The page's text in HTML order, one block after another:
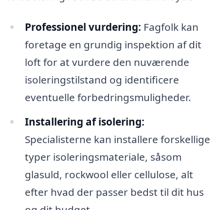
Professionel vurdering: Fagfolk kan
foretage en grundig inspektion af dit
loft for at vurdere den nuværende
isoleringstilstand og identificere
eventuelle forbedringsmuligheder.
Installering af isolering:
Specialisterne kan installere forskellige
typer isoleringsmateriale, såsom
glasuld, rockwool eller cellulose, alt
efter hvad der passer bedst til dit hus